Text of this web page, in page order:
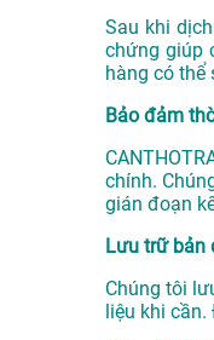
Sau khi
chứng giúp
hàng có
Bảo đảm
chính.
gián đoạn
Lưu trữ bản
Chúng tôi
liệu khi